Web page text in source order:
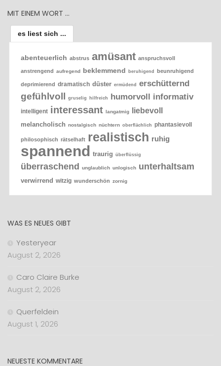
MIT EINEM WORT …
es liest sich ...
abenteuerlich abstrus amüsant anspruchsvoll
anstrengend aufregend beklemmend beruhigend beunruhigend
deprimierend dramatisch düster ermüdend erschütternd
gefühlvoll gruselig hilfreich humorvoll informativ
intelligent interessant langatmig liebevoll
melancholisch nostalgisch nüchtern oberflächlich phantasievoll
philosophisch rätselhaft realistisch ruhig
spannend traurig überflüssig
überraschend unglaublich unlogisch unterhaltsam
verwirrend witzig wunderschön zornig
WAS ES NEUES GIBT
Yesteryear
August 2, 2026
Caro Claire Burke
August 2, 2026
Querfeldein
August 1, 2026
NEUESTE KOMMENTARE